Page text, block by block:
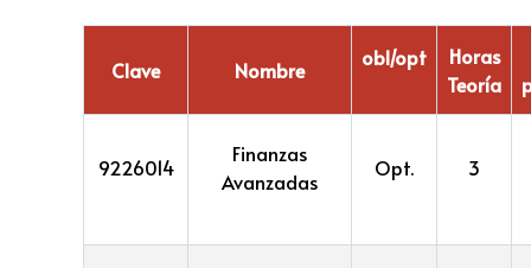
Clave Nombre obl/opt
Horas
Teoría
9226014
Finanzas
Avanzadas
Opt. 3